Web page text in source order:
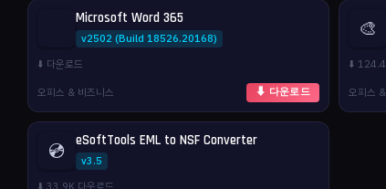
Microsoft Word 365
v2502 (Build 18526.20168)
⬇️ 다운로드
오피스 & 비즈니스
⬇ 다운로드
🎨
⬇️
오피스
💿 eSoftTools EML to NSF Converter
v3.5